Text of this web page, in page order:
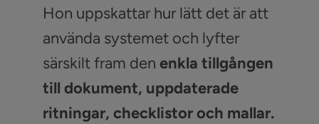
Hon uppskattar hur lätt det är att
använda systemet och lyfter
särskilt fram den enkla tillgången
till dokument, uppdaterade
ritningar, checklistor och mallar.